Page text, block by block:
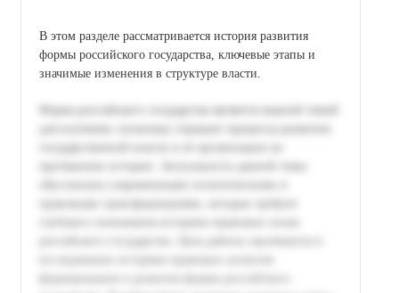
В этом разделе рассматривается история развития
формы российского государства, ключевые этапы и
значимые изменения в структуре власти.